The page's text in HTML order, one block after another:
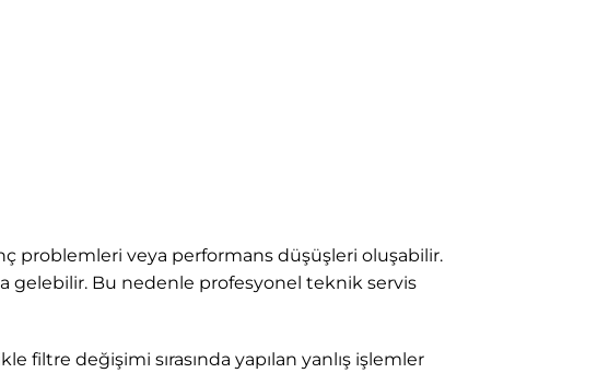
problemleri veya performans düşüşleri oluşabilir.
gelebilir. Bu nedenle profesyonel teknik servis
filtre değişimi sırasında yapılan yanlış işlemler